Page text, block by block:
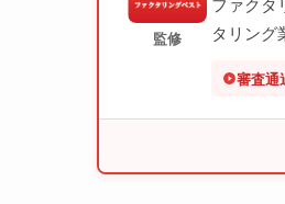
監修
タリング
審査通